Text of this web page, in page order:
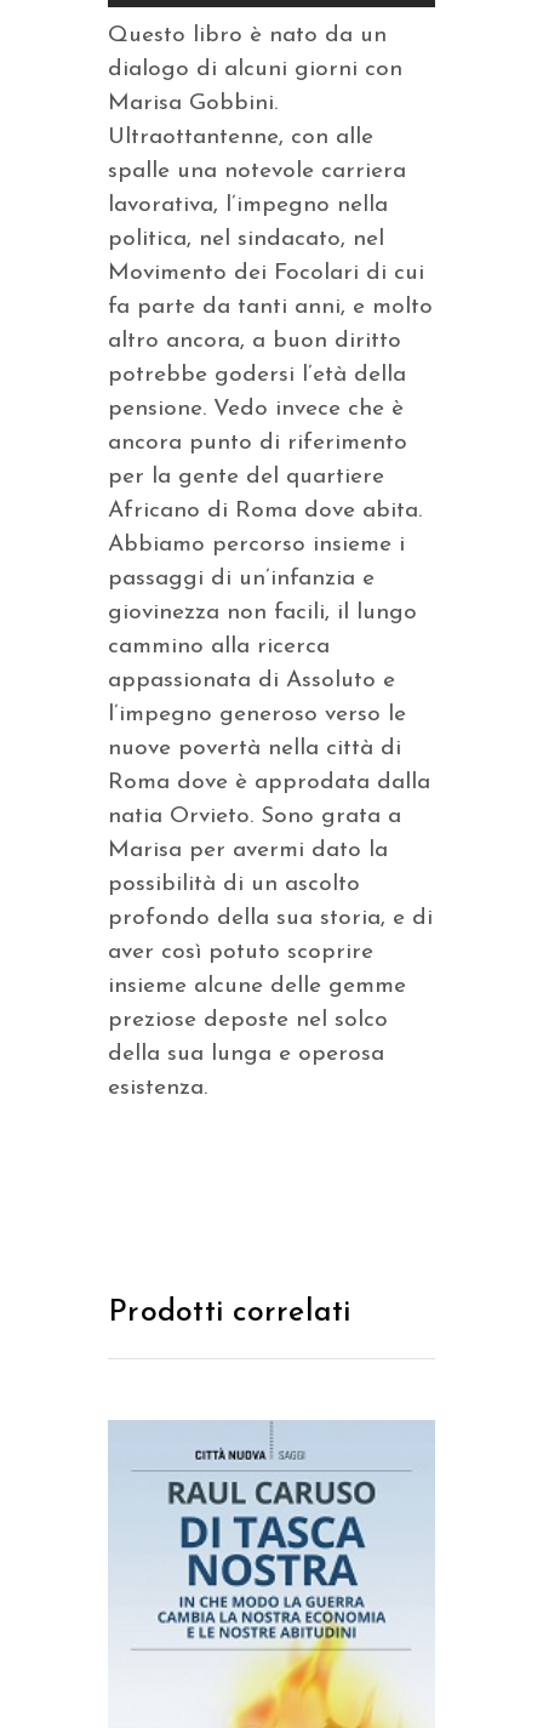
Questo libro è nato da un
dialogo di alcuni giorni con
Marisa Gobbini.
Ultraottantenne, con alle
spalle una notevole carriera
lavorativa, l’impegno nella
politica, nel sindacato, nel
Movimento dei Focolari di cui
fa parte da tanti anni, e molto
altro ancora, a buon diritto
potrebbe godersi l’età della
pensione. Vedo invece che è
ancora punto di riferimento
per la gente del quartiere
Africano di Roma dove abita.
Abbiamo percorso insieme i
passaggi di un’infanzia e
giovinezza non facili, il lungo
cammino alla ricerca
appassionata di Assoluto e
l’impegno generoso verso le
nuove povertà nella città di
Roma dove è approdata dalla
natia Orvieto. Sono grata a
Marisa per avermi dato la
possibilità di un ascolto
profondo della sua storia, e di
aver così potuto scoprire
insieme alcune delle gemme
preziose deposte nel solco
della sua lunga e operosa
esistenza.
Prodotti correlati
AGGIUNGI AL CARRELLO